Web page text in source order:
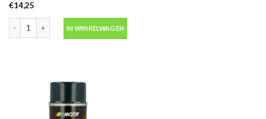
€14,25
Motip Kompakt 45295 wit autolak in spuitbus 400ml aantal
IN WINKELWAGEN